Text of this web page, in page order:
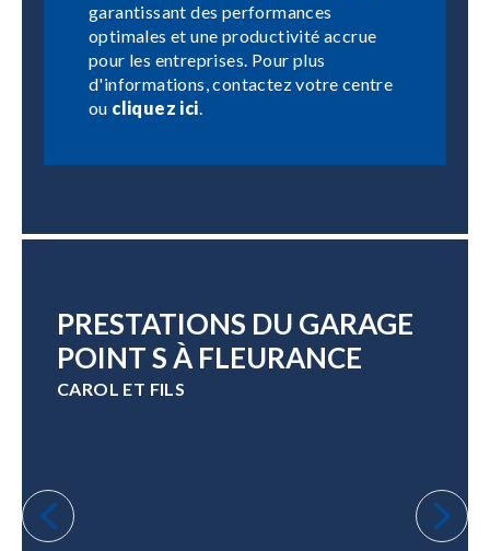
garantissant des performances
optimales et une productivité accrue
pour les entreprises. Pour plus
d'informations, contactez votre centre
ou cliquez ici.
PRESTATIONS DU GARAGE
POINT S À FLEURANCE
CAROL ET FILS